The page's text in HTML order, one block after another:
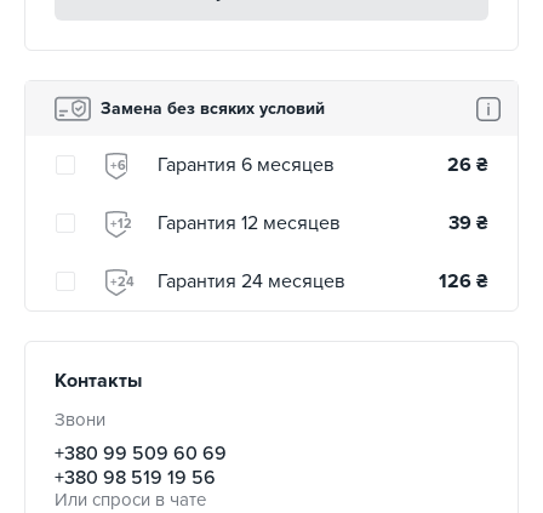
Замена без всяких условий
+6 Гарантия 6 месяцев 26 ₴
+12 Гарантия 12 месяцев 39 ₴
+24 Гарантия 24 месяцев 126 ₴
Контакты
Звони
+380 99 509 60 69
+380 98 519 19 56
Или спроси в чате